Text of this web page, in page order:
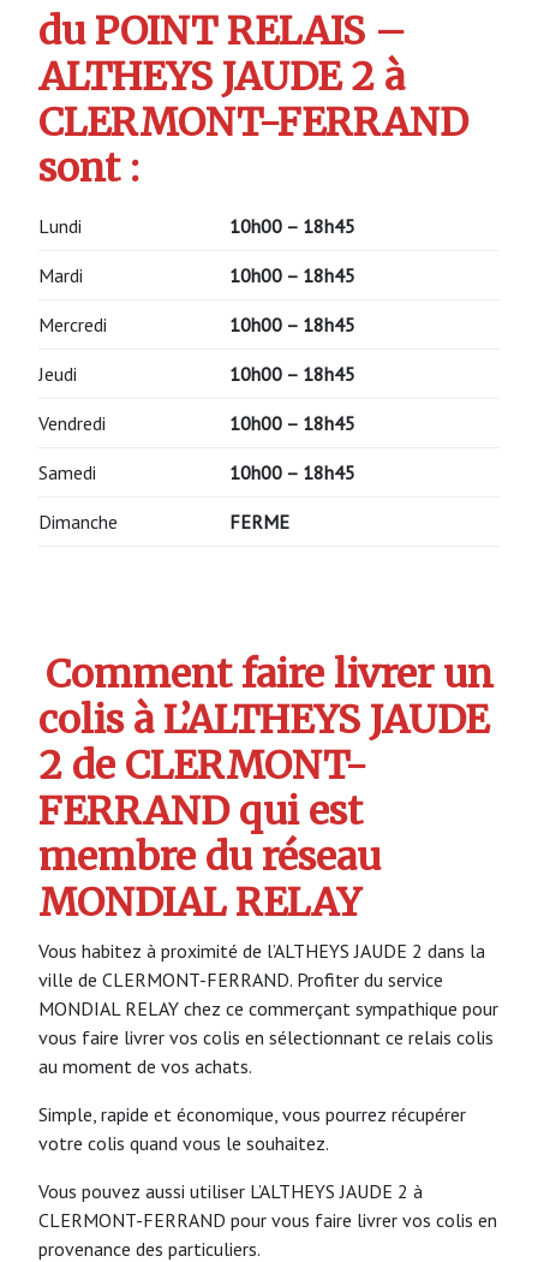
du POINT RELAIS –
ALTHEYS JAUDE 2 à
CLERMONT-FERRAND
sont :
Lundi 10h00 – 18h45
Mardi 10h00 – 18h45
Mercredi 10h00 – 18h45
Jeudi 10h00 – 18h45
Vendredi 10h00 – 18h45
Samedi 10h00 – 18h45
Dimanche FERME
Comment faire livrer un
colis à L’ALTHEYS JAUDE
2 de CLERMONT-
FERRAND qui est
membre du réseau
MONDIAL RELAY
Vous habitez à proximité de l’ALTHEYS JAUDE 2 dans la
ville de CLERMONT-FERRAND. Profiter du service
MONDIAL RELAY chez ce commerçant sympathique pour
vous faire livrer vos colis en sélectionnant ce relais colis
au moment de vos achats.
Simple, rapide et économique, vous pourrez récupérer
votre colis quand vous le souhaitez.
Vous pouvez aussi utiliser L’ALTHEYS JAUDE 2 à
CLERMONT-FERRAND pour vous faire livrer vos colis en
provenance des particuliers.